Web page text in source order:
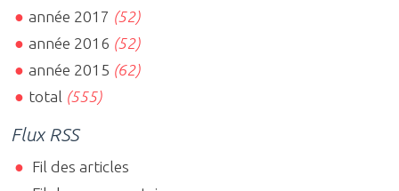
année 2017 (52)
année 2016 (52)
année 2015 (62)
total (555)
Flux RSS
Fil des articles